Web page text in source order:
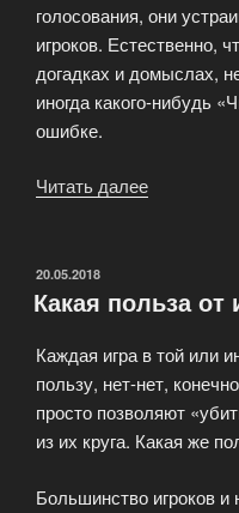
голосования, они
игроков. Естественно,
догадках и домыслах,
иногда какого-нибудь
ошибке.
Читать далее
ОПУБЛИКОВАНО
20.05.2018
Какая польза
Каждая игра в той или
пользу, нет-нет,
просто позволяют
из их круга. Какая же
Большинство игроков